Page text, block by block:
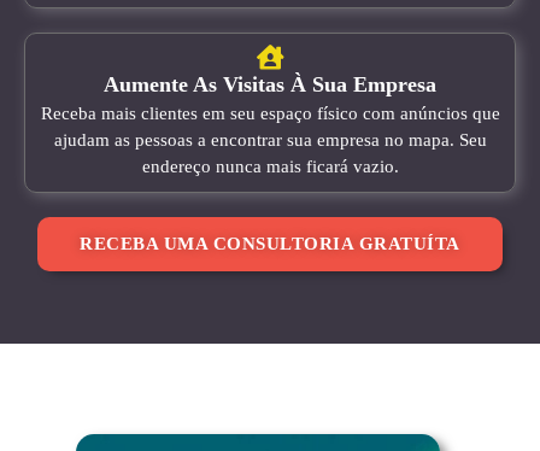
Aumente As Visitas À Sua Empresa
Receba mais clientes em seu espaço físico com anúncios que
ajudam as pessoas a encontrar sua empresa no mapa. Seu
endereço nunca mais ficará vazio.
RECEBA UMA CONSULTORIA GRATUÍTA